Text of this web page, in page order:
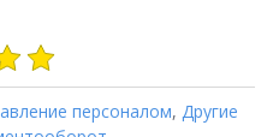
персоналом, Другие